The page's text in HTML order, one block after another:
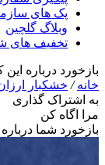
پک های
وبلاگ گلچین
تخفیف های
بازخورد درباره این
خانه/ خشکبار
به اشتراک گذاری
مرا اگاه کن
بازخورد شما